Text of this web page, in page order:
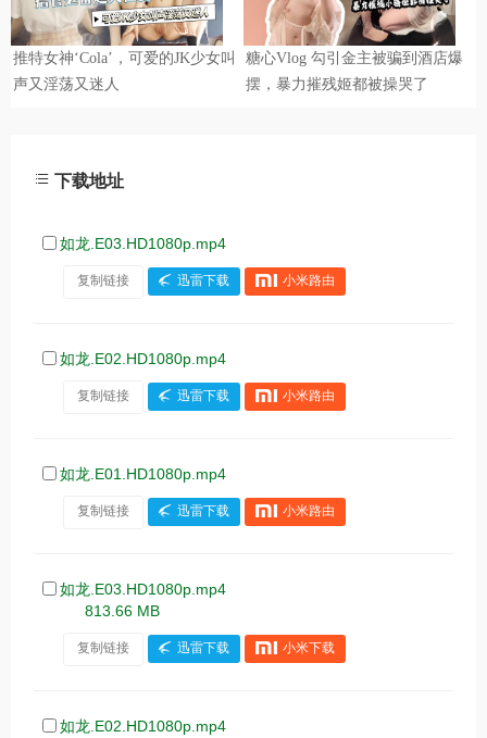
下载地址
如龙.E03.HD1080p.mp4
复制链接 迅雷下载 小米路由
如龙.E02.HD1080p.mp4
复制链接 迅雷下载 小米路由
如龙.E01.HD1080p.mp4
复制链接 迅雷下载 小米路由
如龙.E03.HD1080p.mp4
813.66 MB
复制链接 迅雷下载 小米下载
如龙.E02.HD1080p.mp4